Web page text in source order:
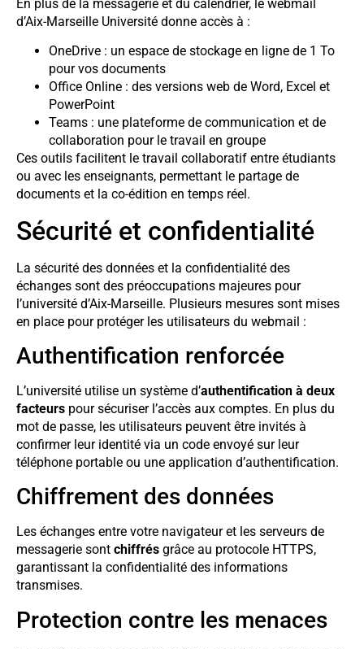
En plus de la messagerie et du calendrier, le webmail
d’Aix-Marseille Université donne accès à :
OneDrive : un espace de stockage en ligne de 1 To
pour vos documents
Office Online : des versions web de Word, Excel et
PowerPoint
Teams : une plateforme de communication et de
collaboration pour le travail en groupe
Ces outils facilitent le travail collaboratif entre étudiants
ou avec les enseignants, permettant le partage de
documents et la co-édition en temps réel.
Sécurité et confidentialité
La sécurité des données et la confidentialité des
échanges sont des préoccupations majeures pour
l’université d’Aix-Marseille. Plusieurs mesures sont mises
en place pour protéger les utilisateurs du webmail :
Authentification renforcée
L’université utilise un système d’authentification à deux
facteurs pour sécuriser l’accès aux comptes. En plus du
mot de passe, les utilisateurs peuvent être invités à
confirmer leur identité via un code envoyé sur leur
téléphone portable ou une application d’authentification.
Chiffrement des données
Les échanges entre votre navigateur et les serveurs de
messagerie sont chiffrés grâce au protocole HTTPS,
garantissant la confidentialité des informations
transmises.
Protection contre les menaces